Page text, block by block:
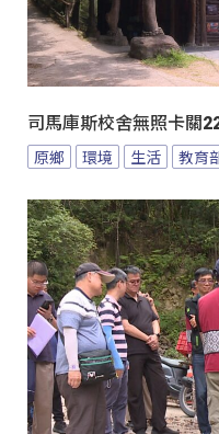
司馬庫斯校舍無照卡關
原鄉 環境 生活 教育